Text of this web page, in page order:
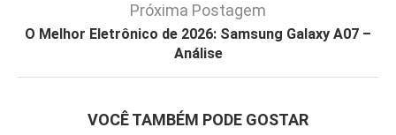
Próxima Postagem
O Melhor Eletrônico de 2026: Samsung Galaxy A07 –
Análise
VOCÊ TAMBÉM PODE GOSTAR